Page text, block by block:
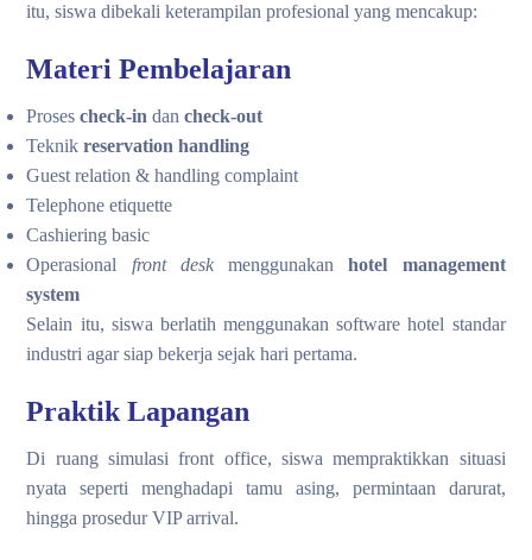
itu, siswa dibekali keterampilan profesional yang mencakup:
Materi Pembelajaran
Prosescheck-in dancheck-out
Teknikreservation handling
Guest relation & handling complaint
Telephone etiquette
Cashiering basic
Operasional front deskmenggunakanhotel management
system
Selain itu, siswa berlatih menggunakan software hotel standar
industri agar siap bekerja sejak hari pertama.
Praktik Lapangan
Di ruang simulasi front office, siswa mempraktikkan situasi
nyata seperti menghadapi tamu asing, permintaan darurat,
hingga prosedur VIP arrival.